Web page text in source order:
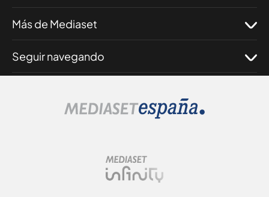
Más de Mediaset
Seguir navegando